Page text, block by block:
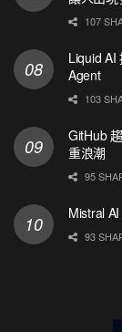
107
Liquid AI
Agent
103
GitHub
重浪潮
95
Mistral
93